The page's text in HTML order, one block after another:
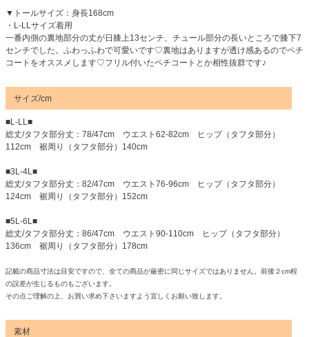
▼トールサイズ：身長168cm
・L-LLサイズ着用
一番内側の裏地部分の丈が日膝上13センチ、チュール部分の長いところで膝下7
センチでした。ふわっふわで可愛いです♡裏地はありますが透け感あるのでペチ
コートをオススメします♡フリル付いたペチコートとか相性抜群です♪
サイズ/cm
■L-LL■
総丈/タフタ部分丈：78/47cm ウエスト62-82cm ヒップ（タフタ部分）
112cm 裾周り（タフタ部分）140cm
■3L-4L■
総丈/タフタ部分丈：82/47cm ウエスト76-96cm ヒップ（タフタ部分）
124cm 裾周り（タフタ部分）152cm
■5L-6L■
総丈/タフタ部分丈：86/47cm ウエスト90-110cm ヒップ（タフタ部分）
136cm 裾周り（タフタ部分）178cm
記載の商品寸法は目安ですので、全ての商品が厳密に同じサイズではありません。前後２cm程
の誤差が生じるものもございます。
その点ご理解の上、お買い求め下さいますよう宜しくお願い致します。
素材